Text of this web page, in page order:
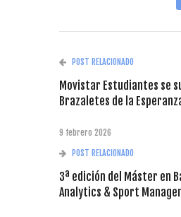
POST RELACIONADO
Movistar Estudiantes se
Brazaletes de la
9 febrero 2026
POST RELACIONADO
3ª edición del Máster en
Analytics & Sport